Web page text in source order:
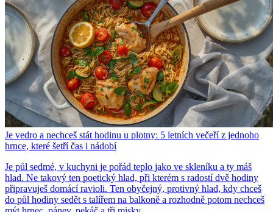
Je vedro a nechceš stát hodinu u plotny: 5 letních večeří z jednoho
hrnce, které šetří čas i nádobí
Je půl sedmé, v kuchyni je pořád teplo jako ve skleníku a ty máš
hlad. Ne takový ten poetický hlad, při kterém s radostí dvě hodiny
připravuješ domácí ravioli. Ten obyčejný, protivný hlad, kdy chceš
do půl hodiny sedět s talířem na balkoně a rozhodně potom nechceš